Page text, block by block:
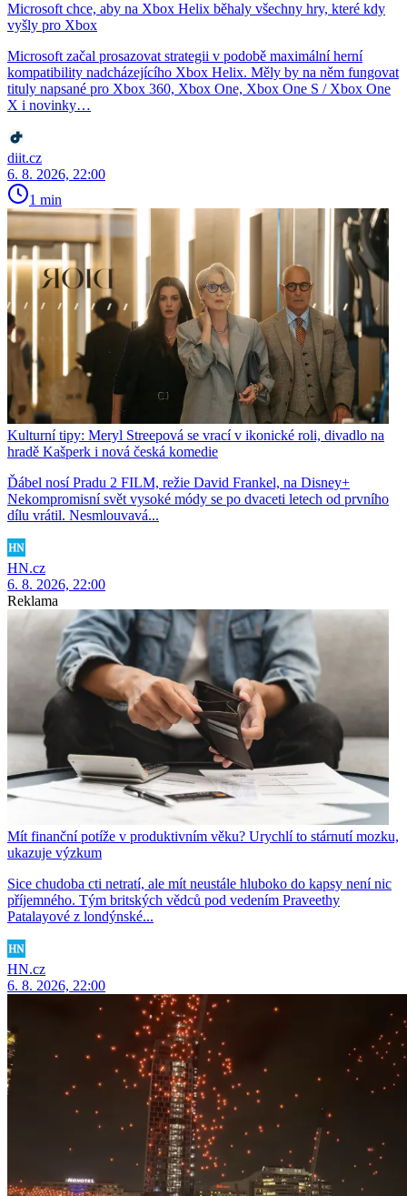
Microsoft chce, aby na Xbox Helix běhaly všechny hry, které kdy
vyšly pro Xbox
Microsoft začal prosazovat strategii v podobě maximální herní
kompatibility nadcházejícího Xbox Helix. Měly by na něm fungovat
tituly napsané pro Xbox 360, Xbox One, Xbox One S / Xbox One
X i novinky…
diit.cz
6. 8. 2026, 22:00
1 min
Kulturní tipy: Meryl Streepová se vrací v ikonické roli, divadlo na
hradě Kašperk i nová česká komedie
Ďábel nosí Pradu 2 FILM, režie David Frankel, na Disney+
Nekompromisní svět vysoké módy se po dvaceti letech od prvního
dílu vrátil. Nesmlouvavá...
HN.cz
6. 8. 2026, 22:00
Reklama
Mít finanční potíže v produktivním věku? Urychlí to stárnutí mozku,
ukazuje výzkum
Sice chudoba cti netratí, ale mít neustále hluboko do kapsy není nic
příjemného. Tým britských vědců pod vedením Praveethy
Patalayové z londýnské...
HN.cz
6. 8. 2026, 22:00